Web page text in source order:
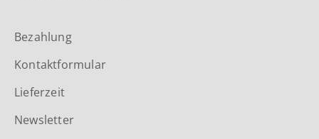
Bezahlung
Kontaktformular
Lieferzeit
Newsletter